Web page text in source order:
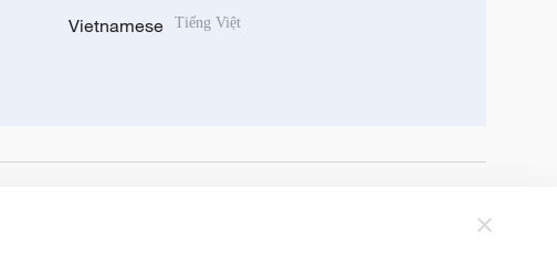
Vietnamese Tiếng Việt